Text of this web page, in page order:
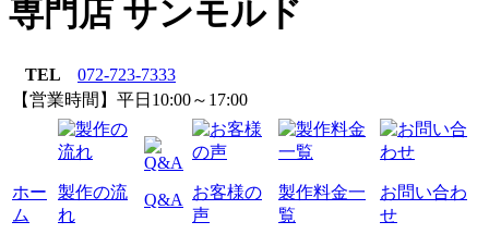
専門店 サンモルド
TEL
072-723-7333
【営業時間】平日10:00～17:00
ホー
ム
製作の流
れ
Q&A
お客様の
声
製作料金一
覧
お問い合わ
せ